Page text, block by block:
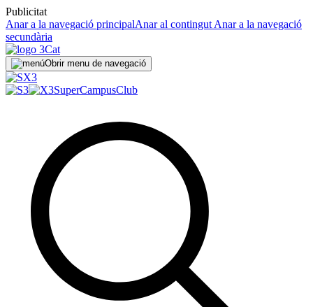
Publicitat
Anar a la navegació principalAnar al contingut Anar a la navegació
secundària
Obrir menu de navegació
SuperCampusClub